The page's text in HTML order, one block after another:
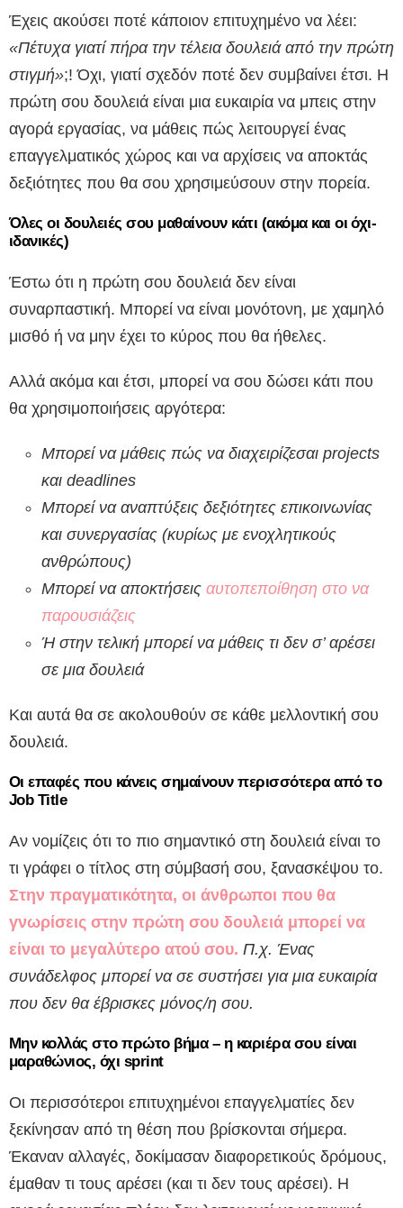
Έχεις ακούσει ποτέ κάποιον επιτυχημένο να λέει:
«Πέτυχα γιατί πήρα την τέλεια δουλειά από την πρώτη
στιγμή»;! Όχι, γιατί σχεδόν ποτέ δεν συμβαίνει έτσι. Η
πρώτη σου δουλειά είναι μια ευκαιρία να μπεις στην
αγορά εργασίας, να μάθεις πώς λειτουργεί ένας
επαγγελματικός χώρος και να αρχίσεις να αποκτάς
δεξιότητες που θα σου χρησιμεύσουν στην πορεία.
Όλες οι δουλειές σου μαθαίνουν κάτι (ακόμα και οι όχι-
ιδανικές)
Έστω ότι η πρώτη σου δουλειά δεν είναι
συναρπαστική. Μπορεί να είναι μονότονη, με χαμηλό
μισθό ή να μην έχει το κύρος που θα ήθελες.
Αλλά ακόμα και έτσι, μπορεί να σου δώσει κάτι που
θα χρησιμοποιήσεις αργότερα:
Μπορεί να μάθεις πώς να διαχειρίζεσαι projects
και deadlines
Μπορεί να αναπτύξεις δεξιότητες επικοινωνίας
και συνεργασίας (κυρίως με ενοχλητικούς
ανθρώπους)
Μπορεί να αποκτήσεις αυτοπεποίθηση στο να
παρουσιάζεις
Ή στην τελική μπορεί να μάθεις τι δεν σ’ αρέσει
σε μια δουλειά
Και αυτά θα σε ακολουθούν σε κάθε μελλοντική σου
δουλειά.
Οι επαφές που κάνεις σημαίνουν περισσότερα από το
JobTitle
Αν νομίζεις ότι το πιο σημαντικό στη δουλειά είναι το
τι γράφει ο τίτλος στη σύμβασή σου, ξανασκέψου το.
Στην πραγματικότητα, οι άνθρωποι που θα
γνωρίσεις στην πρώτη σου δουλειά μπορεί να
είναι το μεγαλύτερο ατού σου. Π.χ. Ένας
συνάδελφος μπορεί να σε συστήσει για μια ευκαιρία
που δεν θα έβρισκες μόνος/η σου.
Μην κολλάς στο πρώτο βήμα – η καριέρα σου είναι
μαραθώνιος, όχι sprint
Οι περισσότεροι επιτυχημένοι επαγγελματίες δεν
ξεκίνησαν από τη θέση που βρίσκονται σήμερα.
Έκαναν αλλαγές, δοκίμασαν διαφορετικούς δρόμους,
έμαθαν τι τους αρέσει (και τι δεν τους αρέσει). Η